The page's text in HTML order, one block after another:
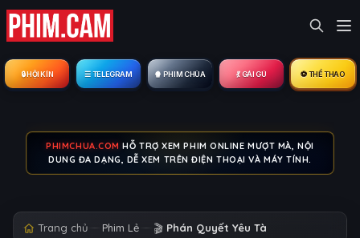
🔒︎ HỘI KÍN ☰ TELEGRAM 🍿 PHIM CHÙA 💃 GÁI GÚ ⚽ THỂ THAO
PHIMCHUA.COM HỖ TRỢ XEM PHIM ONLINE MƯỢT MÀ, NỘI
DUNG ĐA DẠNG, DỄ XEM TRÊN ĐIỆN THOẠI VÀ MÁY TÍNH.
Trang chủ Phim Lẻ 🎬 Phán Quyết Yêu Tà